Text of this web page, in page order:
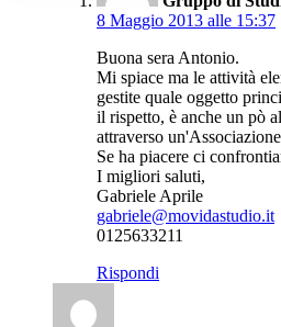
8 Maggio 2013 alle 15:37
Buona sera Antonio.
Mi spiace ma le attività
gestite quale oggetto
il rispetto, è anche un pò
attraverso
Se ha piacere ci
I migliori saluti,
Gabriele Aprile
gabriele@movidastudio.it
0125633211
Rispondi